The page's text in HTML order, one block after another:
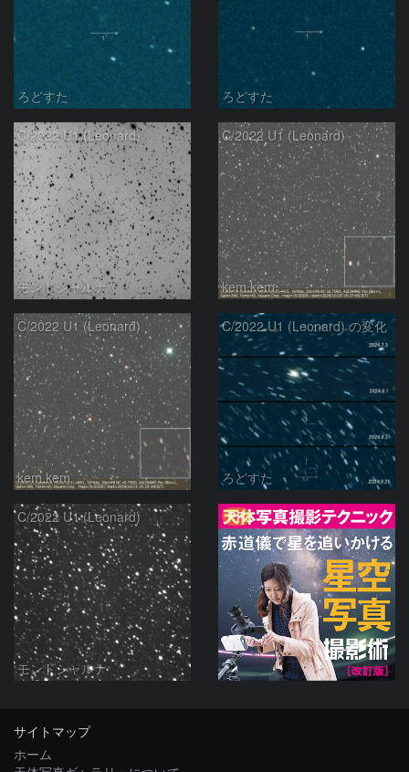
ろどすた ろどすた
C/2022 U1 (Leonard)
モンドシャルナ
C/2022 U1 (Leonard)
kem.kem
C/2022 U1 (Leonard)
kem.kem
C/2022 U1 (Leonard) の変化
ろどすた
C/2022 U1 (Leonard)
モンドシャルナ
PR
サイトマップ
ホーム